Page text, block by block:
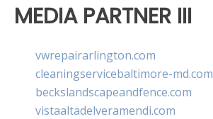
MEDIA PARTNER III
vwrepairarlington.com
cleaningservicebaltimore-md.com
beckslandscapeandfence.com
vistaaltadelveramendi.com